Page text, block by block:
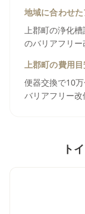
地域に合わせ
上郡町の浄化
のバリアフリー
上郡町の費用目
便器交換で10
バリアフリー改
ト